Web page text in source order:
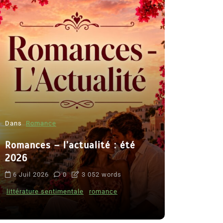
Dans Romance
Romances – l’actualité : été
2026
6 Juil 2026 0 3 052 words
littérature sentimentale romance